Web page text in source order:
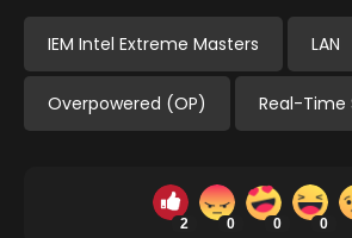
IEM Intel Extreme Masters LAN
Overpowered (OP) Real-Time
2 0 0 0